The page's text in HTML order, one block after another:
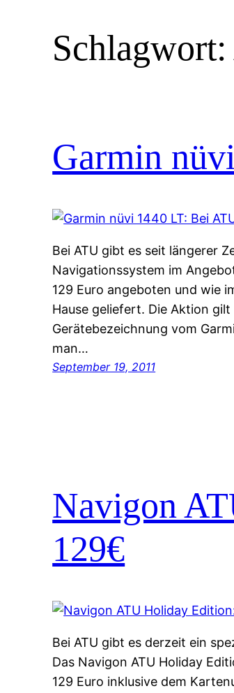
Schlagwort:
Garmin
Bei ATU gibt es seit längerer
Navigationssystem im
129 Euro angeboten und wie
Hause geliefert. Die Aktion gilt
Gerätebezeichnung vom
man…
September 19, 2011
Navigon
129€
Bei ATU gibt es derzeit ein
Das Navigon ATU Holiday
129 Euro inklusive dem